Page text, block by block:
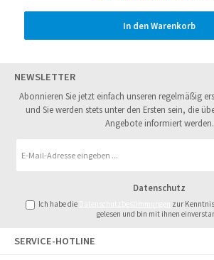
In den Warenkorb
NEWSLETTER
Abonnieren Sie jetzt einfach unseren regelmäßig
und Sie werden stets unter den Ersten sein, die
Angebote informiert werden.
E-
Datenschutz
Ich habe die zur
gelesen und bin mit ihnen
SERVICE-HOTLINE